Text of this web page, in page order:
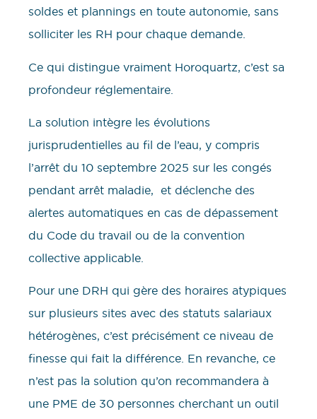
soldes et plannings en toute autonomie, sans
solliciter les RH pour chaque demande.
Ce qui distingue vraiment Horoquartz, c’est sa
profondeur réglementaire.
La solution intègre les évolutions
jurisprudentielles au fil de l’eau, y compris
l’arrêt du 10 septembre 2025 sur les congés
pendant arrêt maladie, et déclenche des
alertes automatiques en cas de dépassement
du Code du travail ou de la convention
collective applicable.
Pour une DRH qui gère des horaires atypiques
sur plusieurs sites avec des statuts salariaux
hétérogènes, c’est précisément ce niveau de
finesse qui fait la différence. En revanche, ce
n’est pas la solution qu’on recommandera à
une PME de 30 personnes cherchant un outil